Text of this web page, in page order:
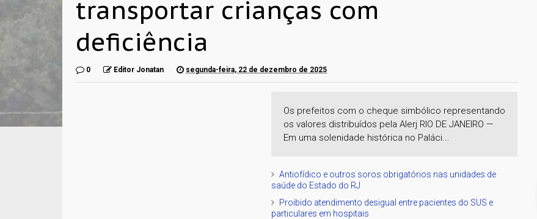
transportar crianças com
deficiência
0 Editor Jonatan segunda-feira, 22 de dezembro de 2025
Os prefeitos com o cheque simbólico representando
os valores distribuídos pela Alerj RIO DE JANEIRO —
Em uma solenidade histórica no Paláci...
Antiofídico e outros soros obrigatórios nas unidades de
saúde do Estado do RJ
Proibido atendimento desigual entre pacientes do SUS e
particulares em hospitais